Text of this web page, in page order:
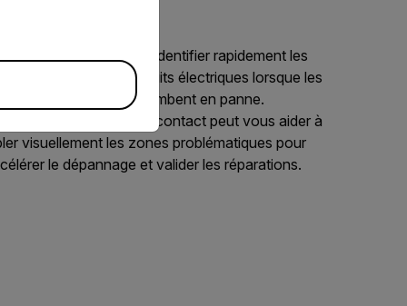
les bons outils pour identifier rapidement les
ou les courts-circuits électriques lorsque les
électroniques tombent en panne.
thermique sans contact peut vous aider à
visuellement les zones problématiques pour
le dépannage et valider les réparations.